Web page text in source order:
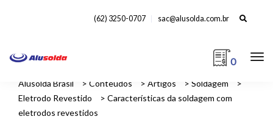
Search
(62) 3250-0707 sac@alusolda.com.br
0
Alusolda Brasil > Conteúdos > Artigos > Soldagem
>
Eletrodo Revestido
> Características da soldagem com
eletrodos revestidos